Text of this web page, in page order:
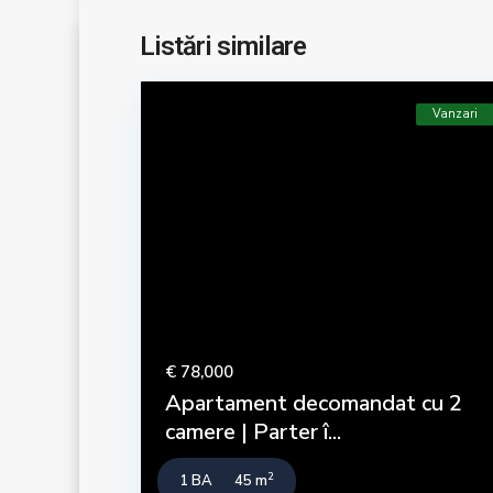
Listări similare
Vanzari
€ 78,000
Apartament decomandat cu 2
camere | Parter î...
1 BA 45 m2